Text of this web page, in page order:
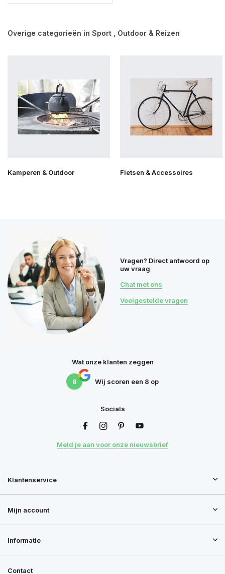
Overige categorieën in Sport , Outdoor & Reizen
Kamperen & Outdoor Fietsen & Accessoires
Vragen? Direct antwoord op
uw vraag
Chat met ons
Veelgestelde vragen
Wat onze klanten zeggen
8 Wij scoren een 8 op
Socials
Meld je aan voor onze nieuwsbrief
Klantenservice
Mijn account
Informatie
Contact